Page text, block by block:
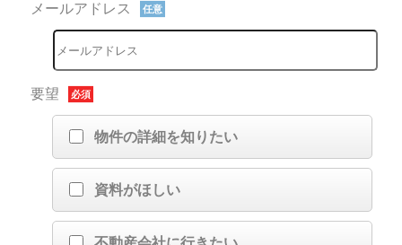
メールアドレス 任意
要望 必須
物件の詳細を知りたい
資料がほしい